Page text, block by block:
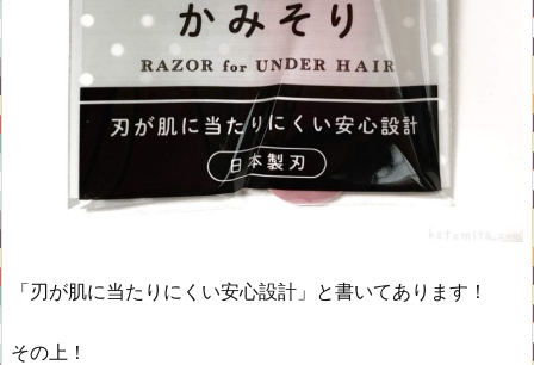
「刃が肌に当たりにくい安心設計」と書いてあります！
その上！